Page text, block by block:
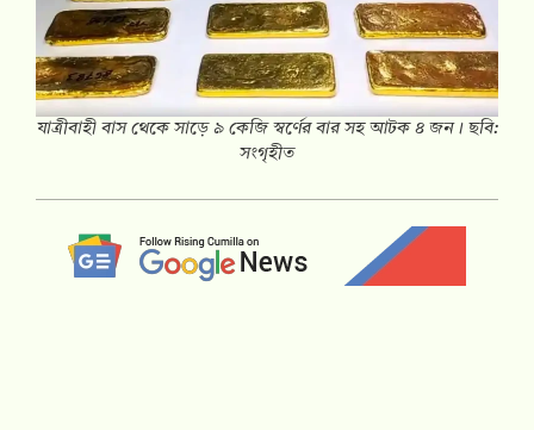
যাত্রীবাহী বাস থেকে সাড়ে ৯ কেজি স্বর্ণের বার সহ আটক ৪ জন। ছবি:
সংগৃহীত